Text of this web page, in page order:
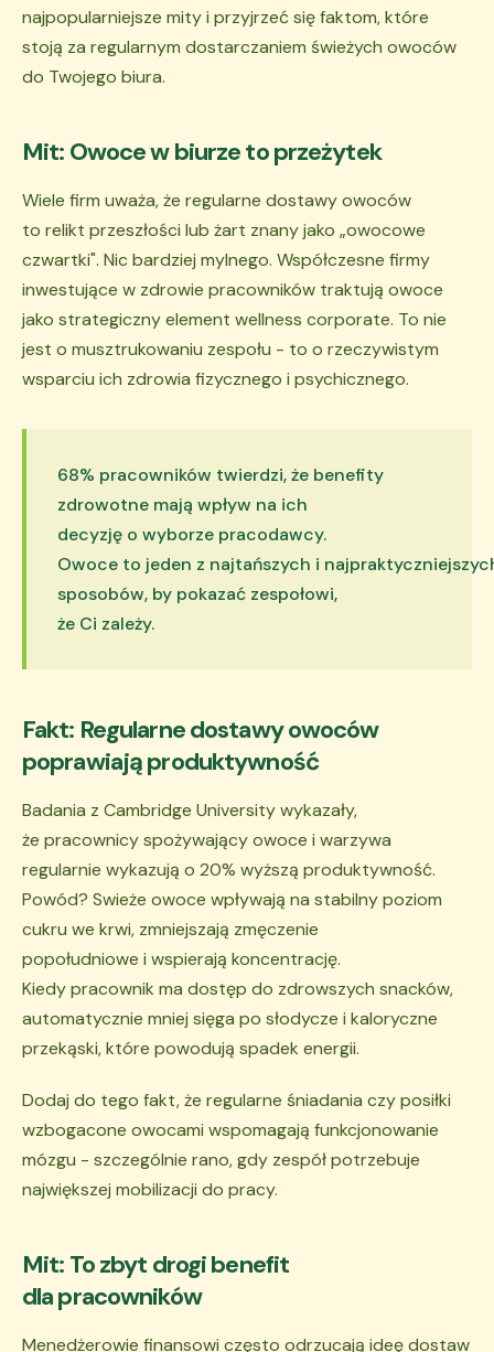
najpopularniejsze mity i przyjrzeć się faktom, które
stoją za regularnym dostarczaniem świeżych owoców
do Twojego biura.
Mit: Owoce w biurze to przeżytek
Wiele firm uważa, że regularne dostawy owoców
to relikt przeszłości lub żart znany jako „owocowe
czwartki". Nic bardziej mylnego. Współczesne firmy
inwestujące w zdrowie pracowników traktują owoce
jako strategiczny element wellness corporate. To nie
jest o musztrukowaniu zespołu - to o rzeczywistym
wsparciu ich zdrowia fizycznego i psychicznego.
68% pracowników twierdzi, że benefity
zdrowotne mają wpływ na ich
decyzję o wyborze pracodawcy.
Owoce to jeden z najtańszych i
sposobów, by pokazać zespołowi,
że Ci zależy.
Fakt: Regularne dostawy owoców
poprawiają produktywność
Badania z Cambridge University wykazały,
że pracownicy spożywający owoce i warzywa
regularnie wykazują o 20% wyższą produktywność.
Powód? Swieże owoce wpływają na stabilny poziom
cukru we krwi, zmniejszają zmęczenie
popołudniowe i wspierają koncentrację.
Kiedy pracownik ma dostęp do zdrowszych snacków,
automatycznie mniej sięga po słodycze i kaloryczne
przekąski, które powodują spadek energii.
Dodaj do tego fakt, że regularne śniadania czy posiłki
wzbogacone owocami wspomagają funkcjonowanie
mózgu - szczególnie rano, gdy zespół potrzebuje
największej mobilizacji do pracy.
Mit: To zbyt drogi benefit
dla pracowników
Menedżerowie finansowi często odrzucają ideę dostaw